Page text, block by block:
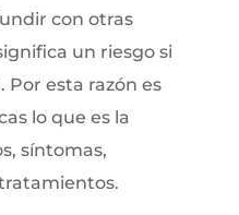
con otras
un riesgo si
esta razón es
lo que es la
síntomas,